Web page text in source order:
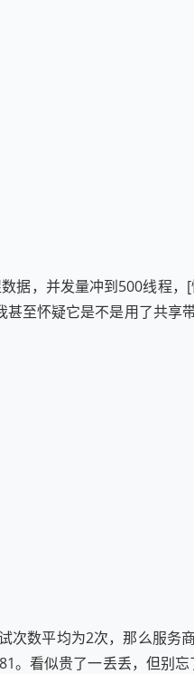
据，并发量冲到500线程
至怀疑它是不是用了共
数平均为2次，那么服务
。看似贵了一丢丢，但别